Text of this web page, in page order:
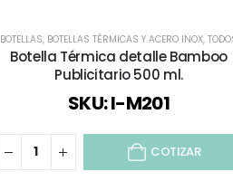
,ECOLÓGICOS Y SUSTENTABLES,TIEMPO
BOTELLAS, BOTELLAS TÉRMICAS Y ACERO INOX,
Botella Térmica detalle Bamboo
Publicitario 500 ml.
SKU: I-M201
COTIZAR